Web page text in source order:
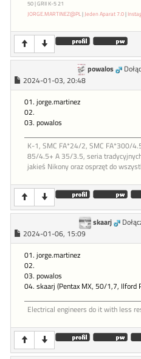
50 | GRII K-5 21
JORGE.MARTINEZ@PL| Jeden Aparat 7.0|
powalos
2024-01-03, 20:48
01. jorge.martinez
02.
03. powalos
K-1, SMC FA*24/2, SMC FA*300/
85/4.5+ A 35/3.5, seria
jakieś Nikony oraz osprzęt do
skaarj
2024-01-06, 15:09
01. jorge.martinez
02.
03. powalos
04. skaarj (Pentax MX, 50/1,7, Ilford
Electrical engineers do it with less